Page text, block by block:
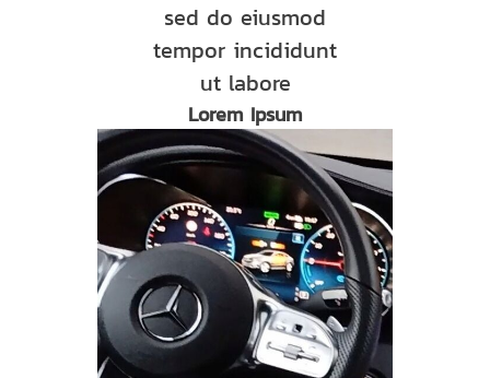
sed do eiusmod
tempor incididunt
ut labore
Lorem Ipsum